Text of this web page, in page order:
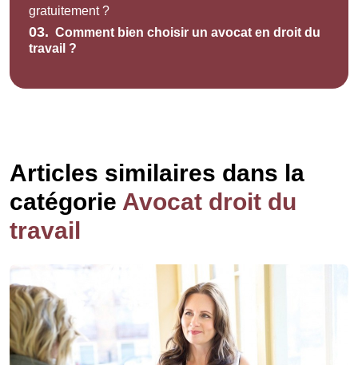
gratuitement ?
03. Comment bien choisir un avocat en droit du
travail ?
Articles similaires dans la
catégorie Avocat droit du
travail